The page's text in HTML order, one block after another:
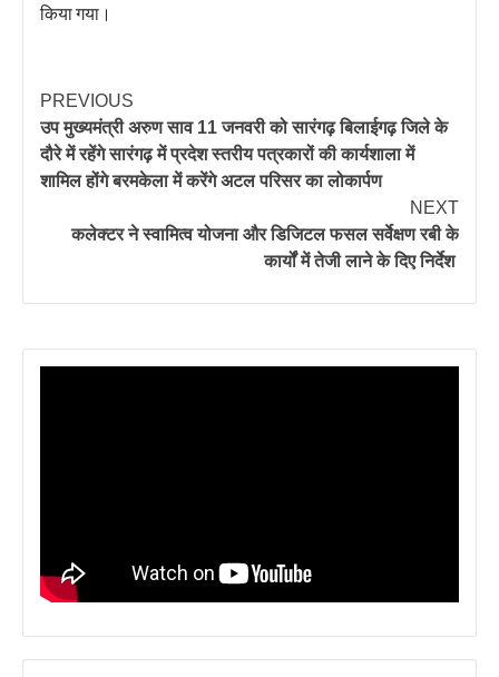
किया गया।
PREVIOUS
उप मुख्यमंत्री अरुण साव 11 जनवरी को सारंगढ़ बिलाईगढ़ जिले के
दौरे में रहेंगे सारंगढ़ में प्रदेश स्तरीय पत्रकारों की कार्यशाला में
शामिल होंगे बरमकेला में करेंगे अटल परिसर का लोकार्पण
NEXT
कलेक्टर ने स्वामित्व योजना और डिजिटल फसल सर्वेक्षण रबी के
कार्यों में तेजी लाने के दिए निर्देश